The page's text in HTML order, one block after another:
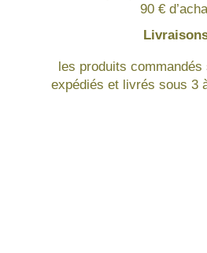
90 €
les produits
expédiés et livrés sous 3